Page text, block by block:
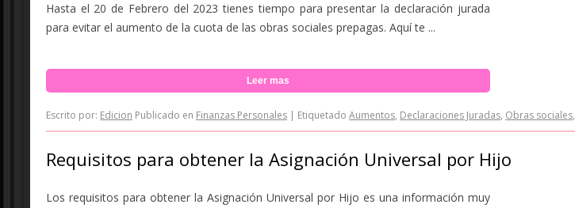
Hasta el 20 de Febrero del 2023 tienes tiempo para presentar la declaración jurada
para evitar el aumento de la cuota de las obras sociales prepagas. Aquí te ...
Leer mas
Escrito por: Edicion Publicado en Finanzas Personales | Etiquetado Aumentos, Declaraciones Juradas, Obras sociales,
Requisitos para obtener la Asignación Universal por Hijo
Los requisitos para obtener la Asignación Universal por Hijo es una información muy